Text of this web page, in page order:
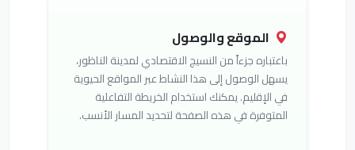
الموقع والوصول
باعتباره جزءاً من النسيج الاقتصادي لمدينة الناظور،
يسهل الوصول إلى هذا النشاط عبر المواقع الحيوية
في الإقليم. يمكنك استخدام الخريطة التفاعلية
المتوفرة في هذه الصفحة لتحديد المسار الأنسب.